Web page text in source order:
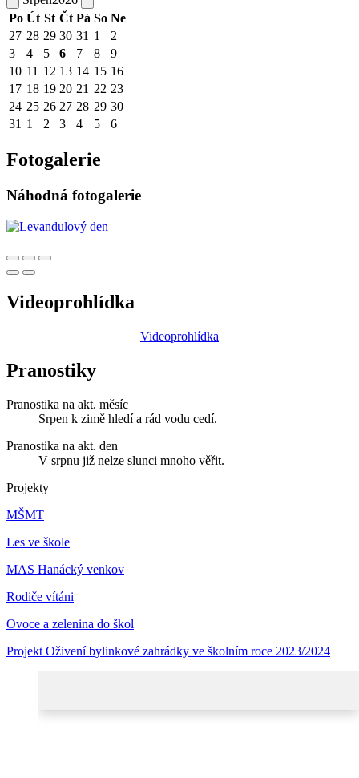
Po Út St Čt Pá So Ne
27 28 29 30 31 1
2
3
4 5 6 7 8
9
10 11 12 13 14 15 16
17 18 19 20 21 22 23
24 25 26 27 28 29 30
31 1 2 3 4 5 6
Fotogalerie
Náhodná fotogalerie
Videoprohlídka
Videoprohlídka
Pranostiky
Pranostika na akt. měsíc
Srpen k zimě hledí a rád vodu cedí.
Pranostika na akt. den
V srpnu již nelze slunci mnoho věřit.
Projekty
MŠMT
Les ve škole
MAS Hanácký venkov
Rodiče vítáni
Ovoce a zelenina do škol
Projekt Oživení bylinkové zahrádky ve školním roce 2023/2024